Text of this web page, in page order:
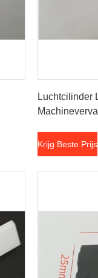
Luchtcilinder
Krijg Beste Prijs